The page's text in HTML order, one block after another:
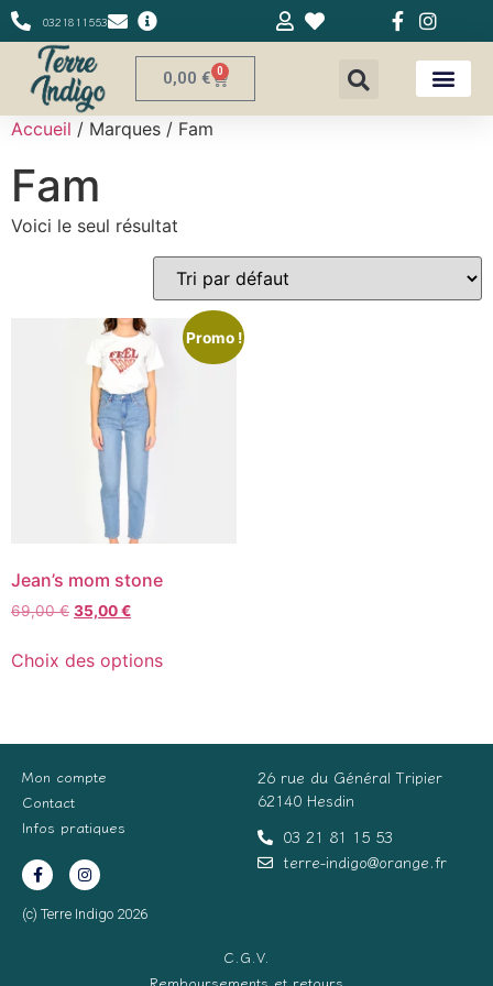
0321811553
0,00 € 0
Accueil / Marques / Fam
Fam
Voici le seul résultat
Promo !
Jean’s mom stone
69,00€ 35,00€
Choix des options
Mon compte
Contact
Infos pratiques
(c) Terre Indigo 2026
26 rue du Général Tripier
62140 Hesdin
03 21 81 15 53
terre-indigo@orange.fr
C.G.V.